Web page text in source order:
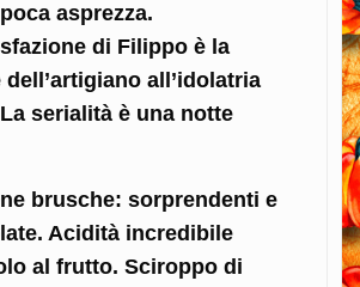
asprezza.
di Filippo è la
all’idolatria
serialità è una notte
brusche: sorprendenti e
Acidità incredibile
al frutto. Sciroppo di